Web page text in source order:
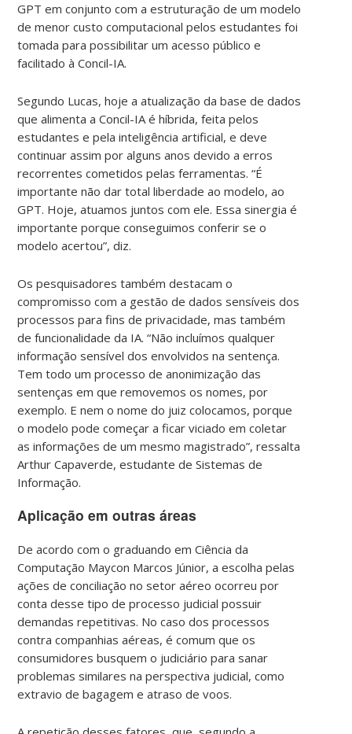
GPT em conjunto com a estruturação de um modelo
de menor custo computacional pelos estudantes foi
tomada para possibilitar um acesso público e
facilitado à Concil-IA.
Segundo Lucas, hoje a atualização da base de dados
que alimenta a Concil-IA é híbrida, feita pelos
estudantes e pela inteligência artificial, e deve
continuar assim por alguns anos devido a erros
recorrentes cometidos pelas ferramentas. “É
importante não dar total liberdade ao modelo, ao
GPT. Hoje, atuamos juntos com ele. Essa sinergia é
importante porque conseguimos conferir se o
modelo acertou”, diz.
Os pesquisadores também destacam o
compromisso com a gestão de dados sensíveis dos
processos para fins de privacidade, mas também
de funcionalidade da IA. “Não incluímos qualquer
informação sensível dos envolvidos na sentença.
Tem todo um processo de anonimização das
sentenças em que removemos os nomes, por
exemplo. E nem o nome do juiz colocamos, porque
o modelo pode começar a ficar viciado em coletar
as informações de um mesmo magistrado”, ressalta
Arthur Capaverde, estudante de Sistemas de
Informação.
Aplicação em outras áreas
De acordo com o graduando em Ciência da
Computação Maycon Marcos Júnior, a escolha pelas
ações de conciliação no setor aéreo ocorreu por
conta desse tipo de processo judicial possuir
demandas repetitivas. No caso dos processos
contra companhias aéreas, é comum que os
consumidores busquem o judiciário para sanar
problemas similares na perspectiva judicial, como
extravio de bagagem e atraso de voos.